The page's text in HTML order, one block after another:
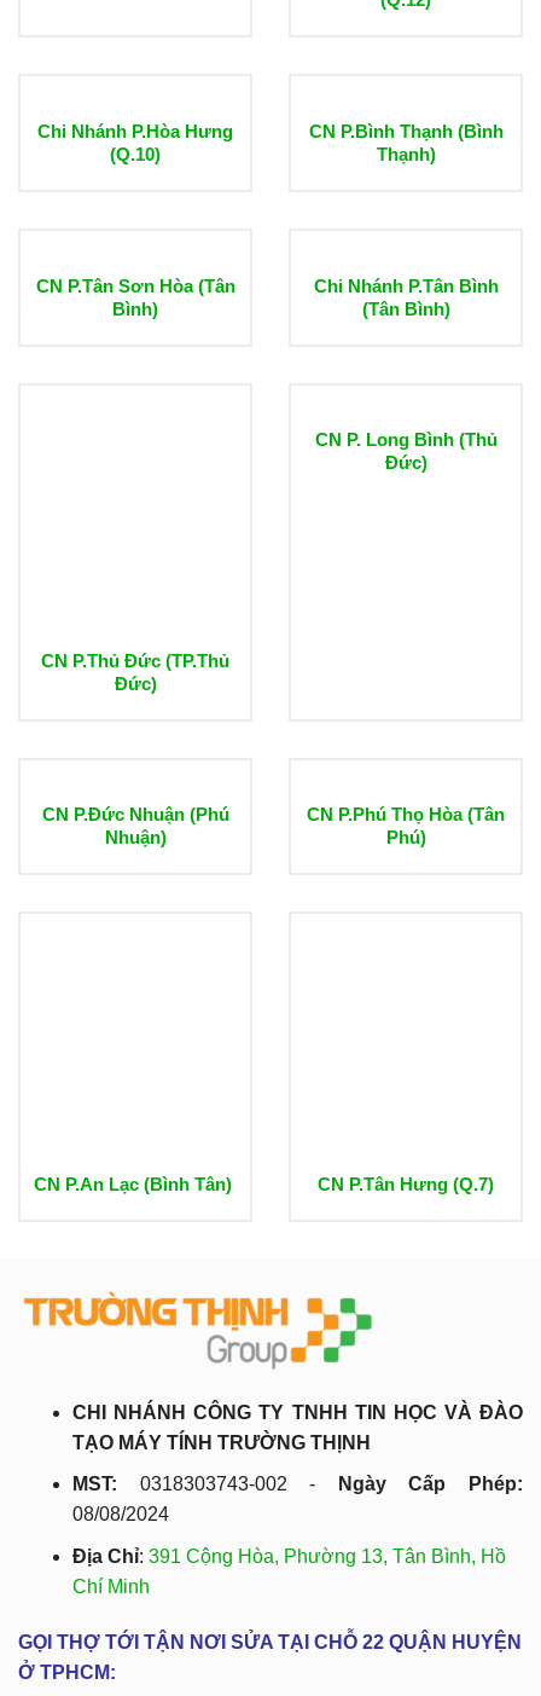
Chi Nhánh P.Hòa Hưng
(Q.10)
CN P.Bình Thạnh (Bình
Thạnh)
CN P.Tân Sơn Hòa (Tân
Bình)
Chi Nhánh P.Tân Bình
(Tân Bình)
CN P.Thủ Đức (TP.Thủ
Đức)
CN P. Long Bình (Thủ
Đức)
CN P.Đức Nhuận (Phú
Nhuận)
CN P.Phú Thọ Hòa (Tân
Phú)
CN P.An Lạc (Bình Tân) CN P.Tân Hưng (Q.7)
CHI NHÁNH CÔNG TY TNHH TIN HỌC VÀ ĐÀO
TẠO MÁY TÍNH TRƯỜNG THỊNH
MST: 0318303743-002 -
Ngày Cấp Phép:
08/08/2024
Địa Chỉ: 391 Cộng Hòa, Phường 13, Tân Bình, Hồ
Chí Minh
GỌI THỢ TỚI TẬN NƠI SỬA TẠI CHỖ 22 QUẬN HUYỆN
Ở TPHCM: